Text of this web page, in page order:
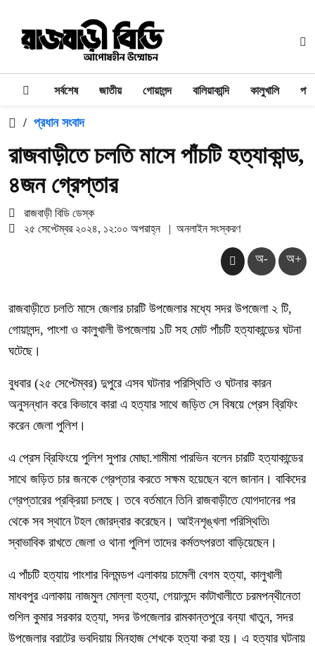
সর্বশেষ জাতীয় গোয়ালন্দ বালিয়াকান্দি কালুখালি
/ প্রধান সংবাদ
রাজবাড়ীতে চলতি মাসে পাঁচটি হত্যাকান্ড,
৪জন গ্রেপ্তার
রাজবাড়ী বিডি ডেস্ক
২৫ সেপ্টেম্বর ২০২৪, ১২:০০ অপরাহ্ন
| অনলাইন সংস্করণ
অ- অ+
রাজবাড়ীতে চলতি মাসে জেলার চারটি উপজেলার মধ্যে সদর উপজেলা ২ টি,
গোয়ালন্দ, পাংশা ও কালুখালী উপজেলায় ১টি সহ মোট পাঁচটি হত্যাকান্ডের ঘটনা
ঘটেছে।
বুধবার (২৫ সেপ্টেম্বর) দুপুরে এসব ঘটনার পরিস্থিতি ও ঘটনার কারন
অনুসন্ধান করে কিভাবে কারা এ হত্যার সাথে জড়িত সে বিষয়ে প্রেস ব্রিফিং
করেন জেলা পুলিশ।
এ প্রেস ব্রিফিংয়ে পুলিশ সুপার মোছা.শামীমা পারভিন বলেন চারটি হত্যাকান্ডের
সাথে জড়িত চার জনকে গ্রেপ্তার করতে সক্ষম হয়েছেন বলে জানান। বাকিদের
গ্রেপ্তারের প্রক্রিয়া চলছে। তবে বর্তমানে তিনি রাজবাড়ীতে যোগদানের পর
থেকে সব স্থানে টহল জোরদ্বার করেছেন। আইনশৃঙ্খলা পরিস্থিতি৷
স্বাভাবিক রাখতে জেলা ও থানা পুলিশ তাদের কর্মতৎপরতা বাড়িয়েছেন।
এ পাঁচটি হত্যায় পাংশার বিলমন্ডপ এলাকায় চামেলী বেগম হত্যা, কালুখালী
মাধবপুর এলাকায় নাজমুল মোল্লা হত্যা, গেয়ালন্দে কাটাখালীতে চরমপন্থীনেতা
শুশিল কুমার সরকার হত্যা, সদর উপজেলার রামকান্তপুরে বন্যা খাতুন, সদর
উপজেলার বরাটের ভবদিয়ায় মিনহাজ শেখকে হত্যা করা হয়। এ হত্যার ঘটনায়